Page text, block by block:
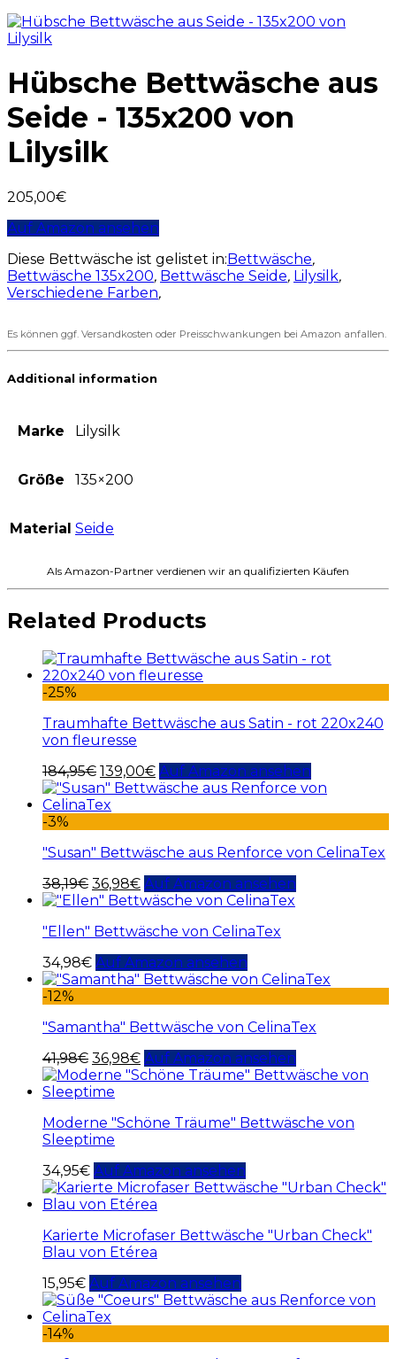
Hübsche Bettwäsche aus
Seide - 135x200 von
Lilysilk
205,00€
Auf Amazon ansehen
Diese Bettwäsche ist gelistet in:Bettwäsche,
Bettwäsche 135x200, Bettwäsche Seide, Lilysilk,
Verschiedene Farben,
Es können ggf. Versandkosten oder Preisschwankungen bei Amazon anfallen.
Additional information
Marke Lilysilk
Größe 135×200
Material Seide
Als Amazon-Partner verdienen wir an qualifizierten Käufen
Related Products
-25%
Traumhafte Bettwäsche aus Satin - rot 220x240
von fleuresse
184,95€ 139,00€ Auf Amazon ansehen
-3%
"Susan" Bettwäsche aus Renforce von CelinaTex
38,19€ 36,98€ Auf Amazon ansehen
"Ellen" Bettwäsche von CelinaTex
34,98€ Auf Amazon ansehen
-12%
"Samantha" Bettwäsche von CelinaTex
41,98€ 36,98€ Auf Amazon ansehen
Moderne "Schöne Träume" Bettwäsche von
Sleeptime
34,95€ Auf Amazon ansehen
Karierte Microfaser Bettwäsche "Urban Check"
Blau von Etérea
15,95€ Auf Amazon ansehen
-14%